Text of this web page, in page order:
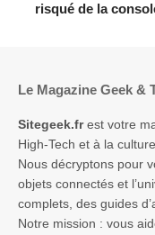
risqué de la
Le Magazine Geek &
Sitegeek.frest votre
High-Tech et à la
Nous décryptons pour
objets connectés et
complets, des guides
Notre mission : vous